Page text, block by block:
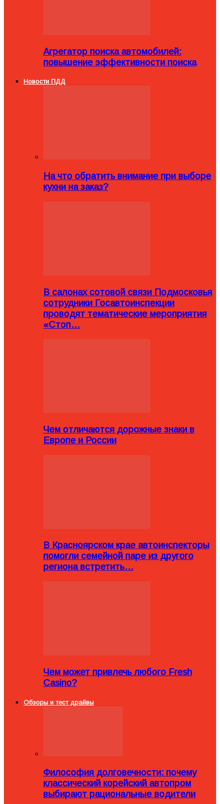
Агрегатор поиска автомобилей:
повышение эффективности поиска
Новости ПДД
На что обратить внимание при выборе
кухни на заказ?
В салонах сотовой связи Подмосковья
сотрудники Госавтоинспекции
проводят тематические мероприятия
«Стоп…
Чем отличаются дорожные знаки в
Европе и России
В Красноярском крае автоинспекторы
помогли семейной паре из другого
региона встретить…
Чем может привлечь любого Fresh
Casino?
Обзоры и тест драйвы
Философия долговечности: почему
классический корейский автопром
выбирают рациональные водители